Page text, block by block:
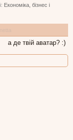
Економіка, бізнес і
а де твій аватар? :)